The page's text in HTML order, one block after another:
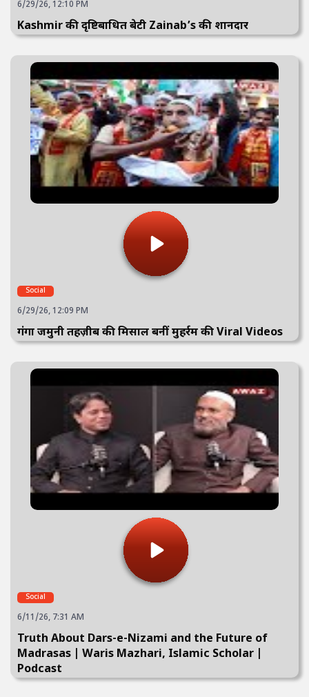
6/29/26, 12:10 PM
Kashmir की दृष्टिबाधित बेटी Zainab’s की शानदार
Social
6/29/26, 12:09 PM
गंगा जमुनी तहज़ीब की मिसाल बनीं मुहर्रम की Viral Videos
Social
6/11/26, 7:31 AM
Truth About Dars-e-Nizami and the Future of
Madrasas | Waris Mazhari, Islamic Scholar |
Podcast